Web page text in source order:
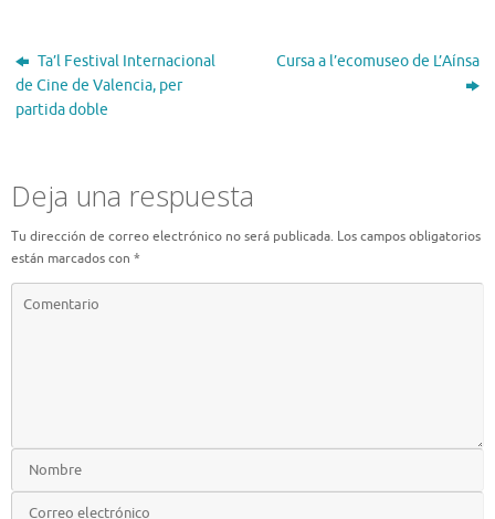
Ta’l Festival Internacional
de Cine de Valencia, per
partida doble
Cursa a l’ecomuseo de L’Aínsa
Deja una respuesta
Tu dirección de correo electrónico no será publicada. Los campos obligatorios
están marcados con *